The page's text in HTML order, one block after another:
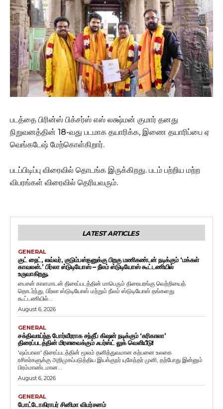
படத்தை பிரின்ஸ் பிக்சர்ஸ் எஸ் லக்ஷ்மன் குமார் தனது
நிறுவனத்தின் 18-வது படமாக தயாரிக்க, இணை தயாரிப்பை ஏ
வெங்கடேஷ் மேற்கொள்கிறார்.
படப்பிடிப்பு விரைவில் தொடங்க இருக்கிறது. படம் பற்றிய மற்ற
விபரங்கள் விரைவில் தெரியவரும்.
LATEST ARTICLES
GENERAL
குட் நைட், லவ்வர், குடும்பஸ்தனுக்கு பிறகு மணிகண்டன் நடிக்கும் ‘மக்கள்
காவலன்.’ பிர்லா ஸ்டுடியோஸ் – நீலம் ஸ்டுடியோஸ் கூட்டணியில்
உருவாகிறது.
பைசன் காளமாடன் திரைப்படத்தின் மாபெரும் திரையரங்கு வெற்றியைத்
தொடர்ந்து, பிர்லா ஸ்டுடியோஸ் மற்றும் நீலம் ஸ்டுடியோஸ் தங்களது
கூட்டணியில்...
August 6, 2026
GENERAL
சக்திவாய்ந்த போர்வீரராக சந்தீப் கிஷன் நடிக்கும் ‘கரிகாலா’
திரைப்படத்தின் மிரளவைக்கும் ஃபர்ஸ்ட் லுக் வெளியீடு!
'ஷம்பாலா' திரைப்படத்தின் மூலம் தனித்துவமான கற்பனை உலகை
ரசிகர்களுக்கு அறிமுகப்படுத்திய இயக்குநர் யுகேந்தர் முனி, தற்போது இன்னும்
பிரம்மாண்டமான...
August 6, 2026
GENERAL
போட்டோகிராபர் சினிமா விமர்சனம்